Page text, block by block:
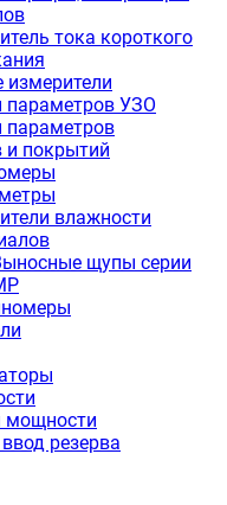
тока короткого
измерители
параметров УЗО
параметров
и покрытий
влажности
щупы серии
мощности
резерва